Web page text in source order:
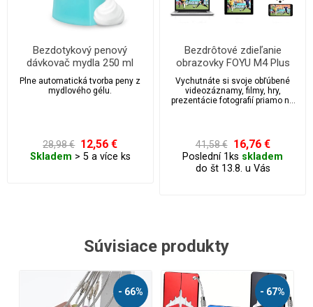
Bezdotykový penový
dávkovač mydla 250 ml
Plne automatická tvorba peny z
mydlového gélu.
28,98 € 12,56 €
Skladem > 5 a více ks
Bezdrôtové zdieľanie
obrazovky FOYU M4 Plus
WiFi adaptér
Vychutnáte si svoje obľúbené
videozáznamy, filmy, hry,
prezentácie fotografií priamo na
41,58 € 16,76 €
Poslední 1ks skladem
do št 13.8. u Vás
Súvisiace produkty
- 66% - 67%